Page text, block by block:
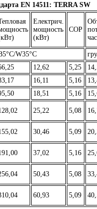
EN 14511: TERRA SW
Електрич.
мощность
(кВт)
COP
час
W35°C
12,62 5,25
16,11 5,16
18,51 5,16
25,22 5,08
30,46 5,09
37,02 5,16
50,43 5,08
60,93 5,09